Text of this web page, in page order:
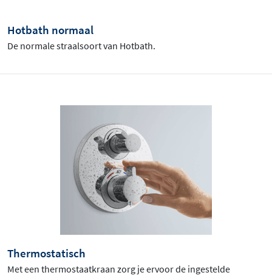
Hotbath normaal
De normale straalsoort van Hotbath.
Thermostatisch
Met een thermostaatkraan zorg je ervoor de ingestelde